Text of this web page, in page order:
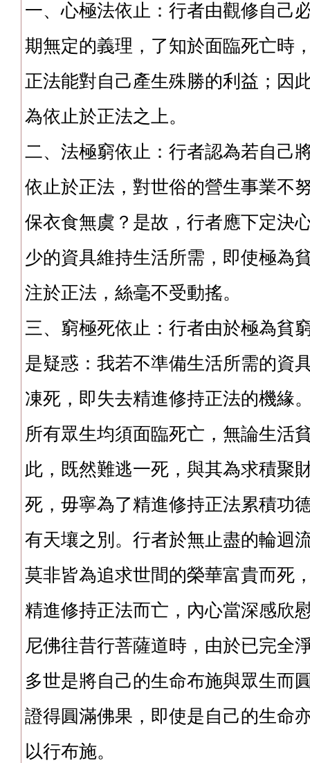
一、心極法依止：行者由觀修自己
期無定的義理，了知於面臨死亡時
正法能對自己產生殊勝的利益；因
為依止於正法之上。
二、法極窮依止：行者認為若自己
依止於正法，對世俗的營生事業不
保衣食無虞？是故，行者應下定決
少的資具維持生活所需，即使極為
注於正法，絲毫不受動搖。
三、窮極死依止：行者由於極為貧
是疑惑：我若不準備生活所需的資
凍死，即失去精進修持正法的機緣
所有眾生均須面臨死亡，無論生活
此，既然難逃一死，與其為求積聚
死，毋寧為了精進修持正法累積功
有天壤之別。行者於無止盡的輪迴
莫非皆為追求世間的榮華富貴而死
精進修持正法而亡，內心當深感欣
尼佛往昔行菩薩道時，由於已完全
多世是將自己的生命布施與眾生而
證得圓滿佛果，即使是自己的生命
以行布施。